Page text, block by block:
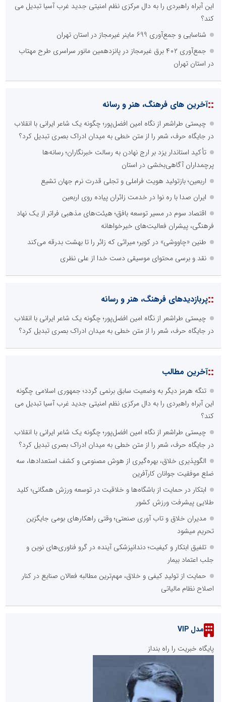
این آبراه راهبردی را به دال مرکزی نظم امنیتی جدید غرب آسیا تبدیل می
کند؟
شناسایی و جمع‌آوری 699 ماینر غیرمجاز در استان تهران
جمع‌آوری ۴۰۲ برق غیرمجاز در پانزدهمین مانور سراسری طرح مهتاب
در استان تهران
::آخرین های فرهنگ، هنر و رسانه
چیستی طراشعر از نگاه امین افضل‌پور؛ چگونه یک شاعر ایرانی با انقلاب
در جایگاه حرف، شعر را از متن خطی به میدان ادراک بصری تبدیل کرد؟
تأکید استاندار یزد بر ارج نهادن به رسالت خبرنگاران؛ رسانه‌ها
پرچمداران آگاهی‌بخشی در استان
اربعین؛ بازتولید هویت فراملی و تجلی قدرت نرم جهان تشیع
ایران صدا با ره نوا در خدمت زائران پیاده روی اربعین
اقتصاد سوم در مسیر توسعه بافق؛ هیئت‌های مذهبی فراتر از یک نهاد
فرهنگی، پیشران فعالیت‌های خیرخواهانه
طنین «چاووشی» در کویر؛ میراثی که زائر را تا بهشت بدرقه می‌کند
نقد و برسی محتوای موسیقی دست خدا از علی نظری
::پربازدیدهای فرهنگ، هنر و رسانه
چیستی طراشعر از نگاه امین افضل‌پور؛ چگونه یک شاعر ایرانی با انقلاب
در جایگاه حرف، شعر را از متن خطی به میدان ادراک بصری تبدیل کرد؟
::آخرین مطالب
تنگه هرمز دیگر به وضعیت سابق برنمی گردد؛ جمهوری اسلامی چگونه
این آبراه راهبردی را به دال مرکزی نظم امنیتی جدید غرب آسیا تبدیل می
کند؟
چیستی طراشعر از نگاه امین افضل‌پور؛ چگونه یک شاعر ایرانی با انقلاب
در جایگاه حرف، شعر را از متن خطی به میدان ادراک بصری تبدیل کرد؟
الگوپذیری خلاق، بهره‌گیری از هوش مصنوعی و کشف استعدادها، سه
ضلع موفقیت جوانان کارآفرین
ابتکار در حمایت از باشگاه‌ها و خلاقیت در توسعه ورزش همگانی؛ کلید
طلایی پیشرفت ورزش کشور
مدیران خلاق و تاب آوری صنعتی؛ وقتی راهکارهای بومی جایگزین
تحریم میشود
تلفیق ابتکار و کیفیت؛ دندانپزشکی آینده در گرو فناوری‌های نوین و
جلب اعتماد بیمار
حمایت از تولیدِ کیفی و خلاق، مهم‌ترین مطالبه فعالان صنایع در کنار
اصلاح نظام مالیاتی
مدل VIP
پایگاه خبریت را راه بنداز